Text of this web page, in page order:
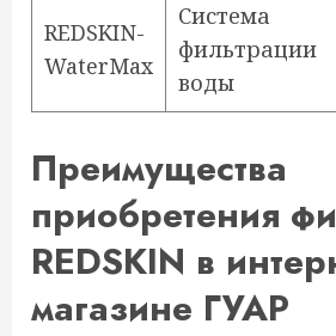
REDSKIN-
WaterMax
Система
фильтрации
воды
Преимущества
приобретения
REDSKIN в
магазине ГУАР